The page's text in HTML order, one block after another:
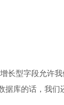
长型字段允许
库的话，我